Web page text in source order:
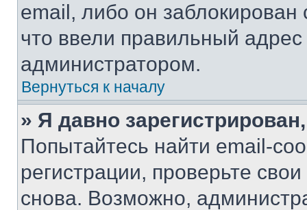
email, либо он
что ввели правильный адрес
администратором.
Вернуться к началу
» Я давно
Попытайтесь найти email-
регистрации, проверьте
снова. Возможно,